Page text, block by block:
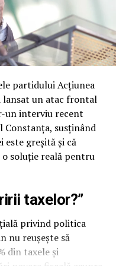
aduce o
românească,
performanță,
europene.
vor reprezenta
și echipa sa de a
cheie în
Parlamentului
pentru Parlament, în
as Romanian
, former
partidului Acțiunea
lansat un atac frontal
un interviu recent
Constanța, susținând
este greșită și că
soluție reală pentru
taxelor?”
privind politica
nu reușește să
din taxele și